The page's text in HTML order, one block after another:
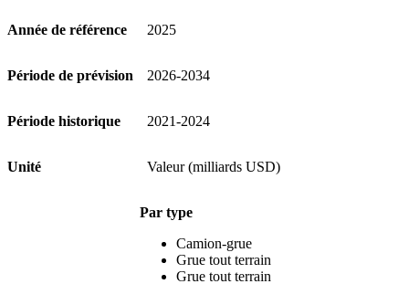
Année de référence 2025
Période de prévision 2026-2034
Période historique 2021-2024
Unité Valeur (milliards USD)
Par type
Camion-grue
Grue tout terrain
Grue tout terrain